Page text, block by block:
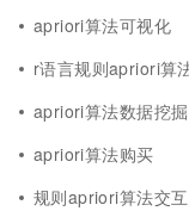
apriori算法可视化
r语言规则apriori算
apriori算法数据挖掘
apriori算法购买
规则apriori算法交互